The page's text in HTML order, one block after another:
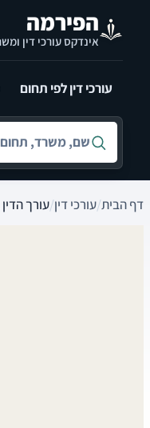
הפירמה
אינדקס עורכי דין
עורכי דין לפי תחום
חיפוש לפי שם, משרד,
דף הבית/עורכי דין/עורך